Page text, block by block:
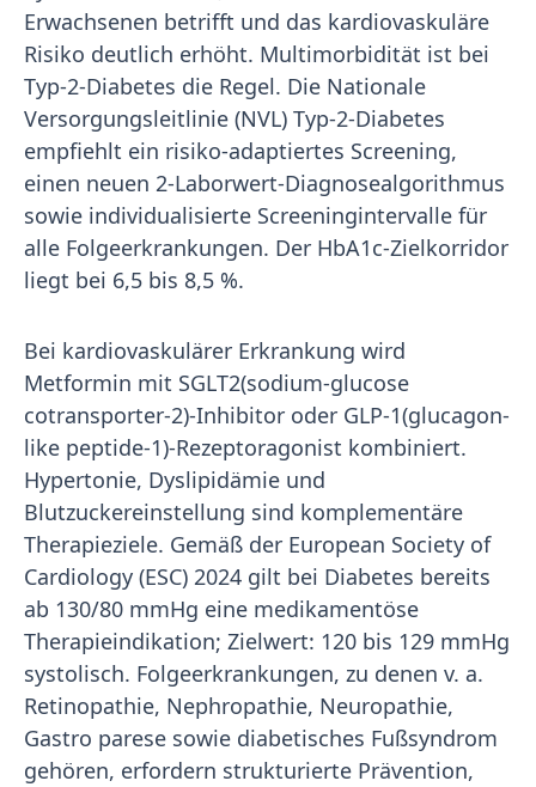
Erwachsenen betrifft und das kardiovaskuläre
Risiko deutlich erhöht. Multimorbidität ist bei
Typ-2-Diabetes die Regel. Die Nationale
Versorgungsleitlinie (NVL) Typ-2-Diabetes
empfiehlt ein risiko-adaptiertes Screening,
einen neuen 2-Laborwert-Diagnosealgorithmus
sowie individualisierte Screeningintervalle für
alle Folgeerkrankungen. Der HbA1c-Zielkorridor
liegt bei 6,5 bis 8,5 %.
Bei kardiovaskulärer Erkrankung wird
Metformin mit SGLT2(sodium-glucose
cotransporter-2)-Inhibitor oder GLP-1(glucagon-
like peptide-1)-Rezeptoragonist kombiniert.
Hypertonie, Dyslipidämie und
Blutzuckereinstellung sind komplementäre
Therapieziele. Gemäß der European Society of
Cardiology (ESC) 2024 gilt bei Diabetes bereits
ab 130/80 mmHg eine medikamentöse
Therapieindikation; Zielwert: 120 bis 129 mmHg
systolisch. Folgeerkrankungen, zu denen v. a.
Retinopathie, Nephropathie, Neuropathie,
Gastro parese sowie diabetisches Fußsyndrom
gehören, erfordern strukturierte Prävention,